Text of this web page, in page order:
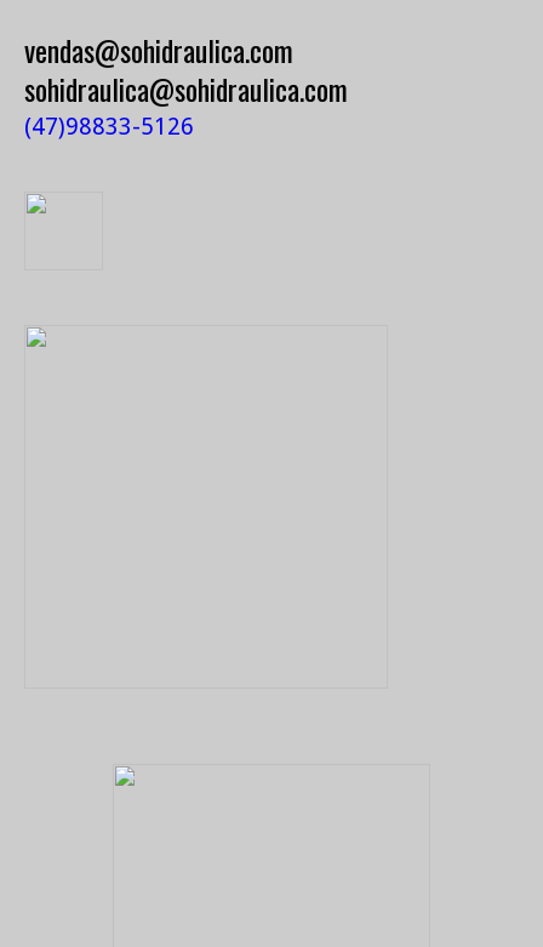
vendas@sohidraulica.com
sohidraulica@sohidraulica.com
(47)98833-5126